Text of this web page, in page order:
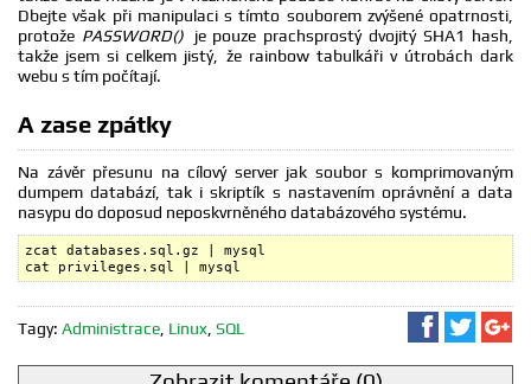
Dbejte však při manipulaci s tímto souborem zvýšené opatrnosti,
protože PASSWORD()
je pouze prachsprostý dvojitý SHA1 hash,
takže jsem si celkem jistý, že rainbow tabulkáři v útrobách dark
webu s tím počítají.
A zase zpátky
Na závěr přesunu na cílový server jak soubor s komprimovaným
dumpem databází, tak i skriptík s nastavením oprávnění a data
nasypu do doposud neposkvrněného databázového systému.
zcat databases.sql.gz | mysql
cat privileges.sql | mysql
Tagy: Administrace Linux SQL Sdílet na
Sdílet